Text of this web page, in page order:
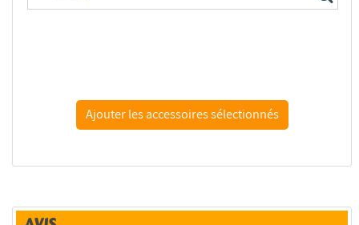
faller 492 colle maquette